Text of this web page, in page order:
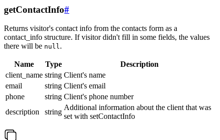
getContactInfo#
Returns visitor's contact info from the contacts form as a
contact_info structure. If visitor didn't fill in some fields, the values
there will be null.
Name Type
Description
client_name string Client's name
email
string Client's email
phone
string Client's phone number
description
string
Additional information about the client that was
set with setContactInfo